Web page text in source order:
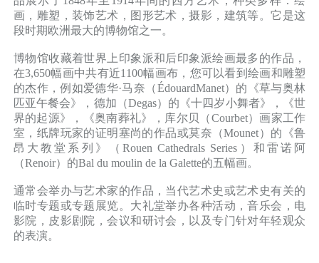
画，雕塑，装饰艺术，图形艺术，摄影，建筑等。它是这
段时期欧洲最大的博物馆之一。
博物馆收藏着世界上印象派和后印象派绘画最多的作品，
在3,650幅画中共有近1100幅画布，您可以看到绘画和雕塑
的杰作，例如爱德华·马奈（ÉdouardManet）的《草与奥林
匹亚午餐会》，德加（Degas）的《十四岁小舞者》，《世
界的起源》，《奥南葬礼》，库尔贝（Courbet）画家工作
室，纸牌玩家的证明塞尚的作品或莫奈（Mounet）的《鲁
昂大教堂系列》（Rouen Cathedrals Series）和雷诺阿
（Renoir）的Bal du moulin de la Galette的五幅画。
通常会举办与艺术家的作品，当代艺术史或艺术史有关的
临时专题或专题展览。大礼堂举办各种活动，音乐会，电
影院，皮影剧院，会议和研讨会，以及专门针对年轻观众
的表演。